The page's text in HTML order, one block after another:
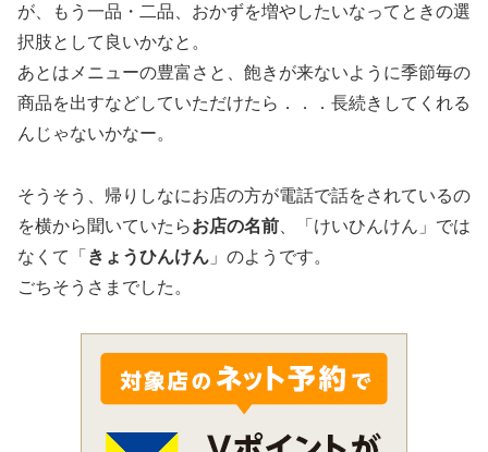
が、もう一品・二品、おかずを増やしたいなってときの選
択肢として良いかなと。
あとはメニューの豊富さと、飽きが来ないように季節毎の
商品を出すなどしていただけたら．．．長続きしてくれる
んじゃないかなー。
そうそう、帰りしなにお店の方が電話で話をされているの
を横から聞いていたらお店の名前 、「けいひんけん」では
なくて「 きょうひんけん 」のようです。
ごちそうさまでした。